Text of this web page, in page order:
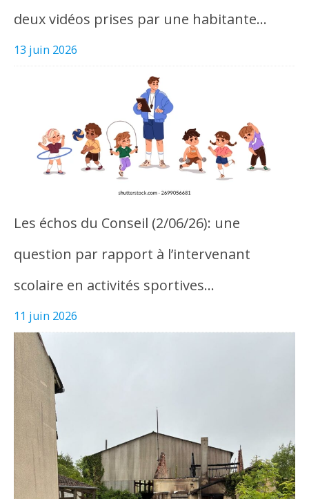
deux vidéos prises par une habitante…
13 juin 2026
Les échos du Conseil (2/06/26): une
question par rapport à l’intervenant
scolaire en activités sportives…
11 juin 2026